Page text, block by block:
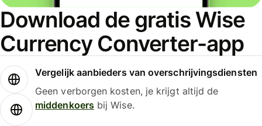
Download de gratis Wise
Currency Converter-app
Vergelijk aanbieders van overschrijvingsdiensten
Geen verborgen kosten, je krijgt altijd de
middenkoersbij Wise.